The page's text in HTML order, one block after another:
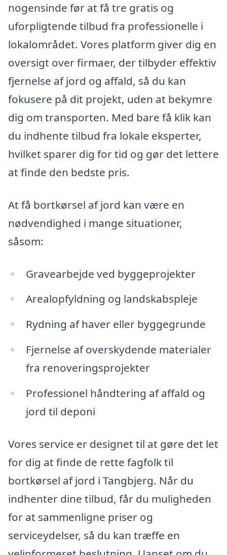
nogensinde før at få tre gratis og
uforpligtende tilbud fra professionelle i
lokalområdet. Vores platform giver dig en
oversigt over firmaer, der tilbyder effektiv
fjernelse af jord og affald, så du kan
fokusere på dit projekt, uden at bekymre
dig om transporten. Med bare få klik kan
du indhente tilbud fra lokale eksperter,
hvilket sparer dig for tid og gør det lettere
at finde den bedste pris.
At få bortkørsel af jord kan være en
nødvendighed i mange situationer,
såsom:
Gravearbejde ved byggeprojekter
Arealopfyldning og landskabspleje
Rydning af haver eller byggegrunde
Fjernelse af overskydende materialer
fra renoveringsprojekter
Professionel håndtering af affald og
jord til deponi
Vores service er designet til at gøre det let
for dig at finde de rette fagfolk til
bortkørsel af jord i Tangbjerg. Når du
indhenter dine tilbud, får du muligheden
for at sammenligne priser og
serviceydelser, så du kan træffe en